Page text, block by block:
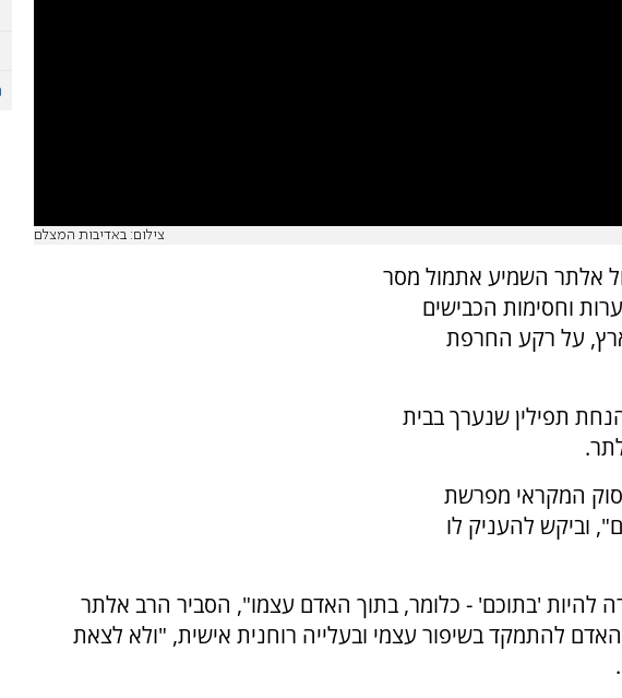
צילום: באדיבות המצלם
אלתר השמיע אתמול מסר
וחסימות הכבישים
על רקע החרפת
תפילין שנערך בבית
המקראי מפרשת
וביקש להעניק לו
להיות 'בתוכם' - כלומר, בתוך האדם עצמו", הסביר הרב אלתר
להתמקד בשיפור עצמי ובעלייה רוחנית אישית, "ולא לצאת